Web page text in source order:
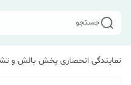
جستجو
نمایندگی انحصاری پخش بالش و